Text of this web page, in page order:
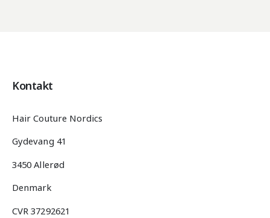
Kontakt
Hair Couture Nordics
Gydevang 41
3450 Allerød
Denmark
CVR 37292621